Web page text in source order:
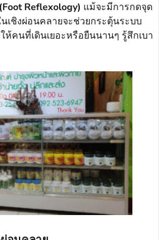
Reflexology) แม้จะมีการกดจุด
เชิงผ่อนคลายจะช่วยกระตุ้นระบบ
ห้คนที่เดินเยอะหรือยืนนานๆ รู้สึกเบา